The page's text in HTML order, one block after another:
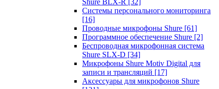
Shure BLX-R [32]
Системы персонального мониторинга
[16]
Проводные микрофоны Shure [61]
Программное обеспечение Shure [2]
Беспроводная микрофонная система
Shure SLX-D [34]
Микрофоны Shure Motiv Digital для
записи и трансляций [17]
Аксессуары для микрофонов Shure